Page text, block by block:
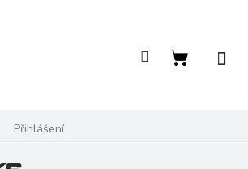
Přihlášení
Nákupní